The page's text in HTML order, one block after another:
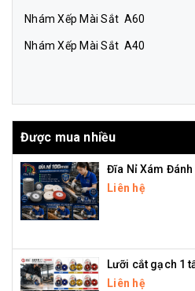
Nhám Xếp Mài Sắt A60
Nhám Xếp Mài Sắt A40
Được mua nhiều
Đĩa Nỉ Xám
Liên hệ
Lưỡi cắt gạch 1
Liên hệ